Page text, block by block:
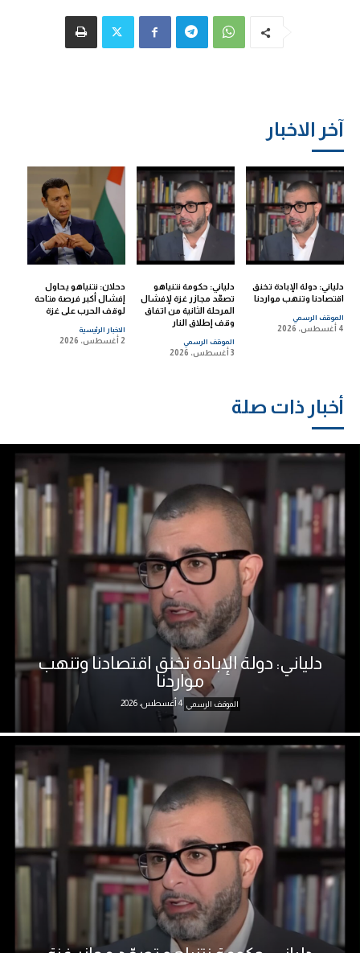
آخر الاخبار
دلياني: دولة الإبادة تخنق
اقتصادنا وتنهب مواردنا
الموقف الرسمي
4 أغسطس، 2026
دلياني: حكومة نتنياهو
تصعّد مجازر غزة لإفشال
المرحلة الثانية من اتفاق
وقف إطلاق النار
الموقف الرسمي
3 أغسطس، 2026
دحلان: نتنياهو يحاول
إفشال أكبر فرصة متاحة
لوقف الحرب على غزة
الاخبار الرئيسية
2 أغسطس، 2026
أخبار ذات صلة
دلياني: دولة الإبادة تخنق اقتصادنا وتنهب
مواردنا
الموقف الرسمي 4 أغسطس، 2026